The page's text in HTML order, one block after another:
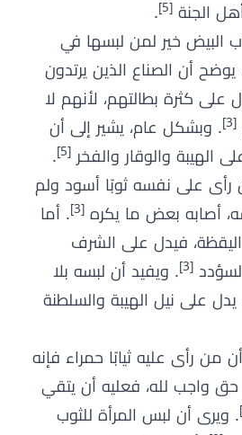
الجنة [5]
.
البيض خير لمن لبسها في
أن الصناع الذين يرتدون
على كثرة بطالتهم، لأنهم لا
[3] . وبشكل عام، يشير إلى أن
الهيبة والوقار والفخر [5]
.
رأى على نفسه ثوبًا أسود ولم
أصابه بعض ما يكره [3] . أما
فيدل على الشرف
[3] . ويفيد أن لبسه بلا
على نيل الهيبة والسلطنة
من رأى عليه ثيابًا حمراء فإنه
حق واجب لله، فعليه أن يتقي
. ويرى أن لبس المرأة للثوب